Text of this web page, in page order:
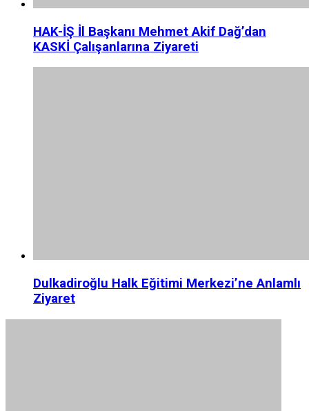
HAK-İŞ İl Başkanı Mehmet Akif Dağ’dan
KASKİ Çalışanlarına Ziyareti
Dulkadiroğlu Halk Eğitimi Merkezi’ne Anlamlı
Ziyaret